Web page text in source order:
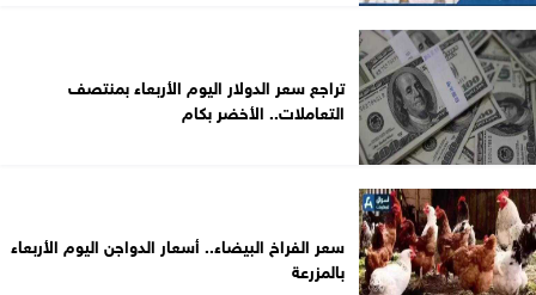
تراجع سعر الدولار اليوم الأربعاء بمنتصف
التعاملات.. الأخضر بكام
سعر الفراخ البيضاء.. أسعار الدواجن اليوم الأربعاء
بالمزرعة